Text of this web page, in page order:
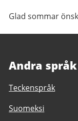
Glad sommar
Andra språk
Teckenspråk
Suomeksi